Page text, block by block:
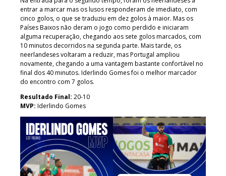
entrar a marcar mas os lusos responderam de imediato, com
cinco golos, o que se traduziu em dez golos à maior. Mas os
Países Baixos não deram o jogo como perdido e iniciaram
alguma recuperação, chegando aos sete golos marcados, com
10 minutos decorridos na segunda parte. Mais tarde, os
neerlandeses voltaram a reduzir, mas Portugal ampliou
novamente, chegando a uma vantagem bastante confortável no
final dos 40 minutos. Iderlindo Gomes foi o melhor marcador
do encontro com 7 golos.
Resultado Final: 20-10
MVP: Iderlindo Gomes